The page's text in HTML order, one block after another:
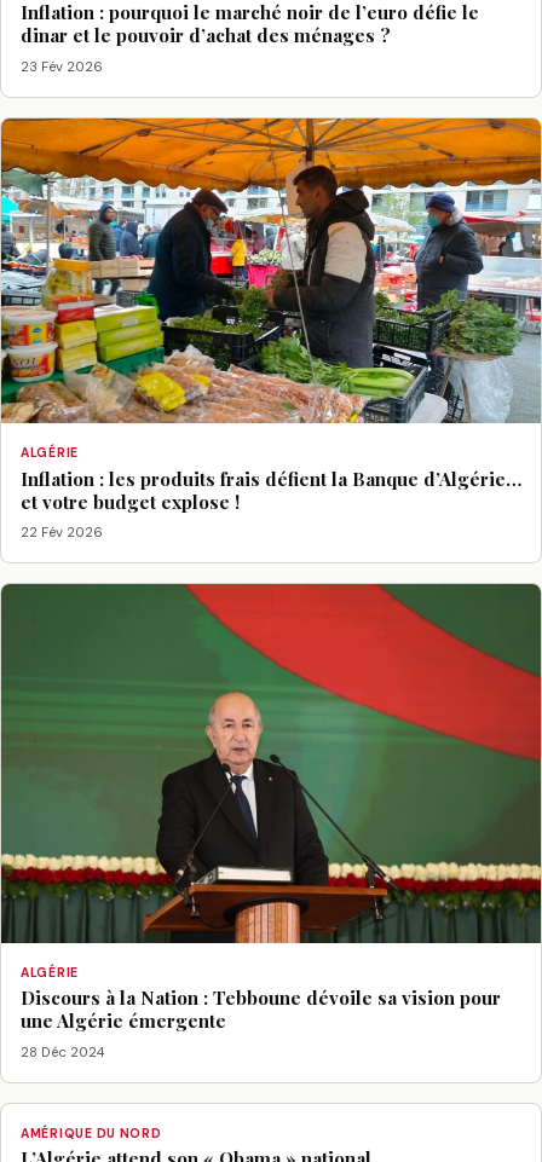
Inflation : pourquoi le marché noir de l’euro défie le
dinar et le pouvoir d’achat des ménages ?
23 Fév 2026
ALGÉRIE
Inflation : les produits frais défient la Banque d’Algérie…
et votre budget explose !
22 Fév 2026
ALGÉRIE
Discours à la Nation : Tebboune dévoile sa vision pour
une Algérie émergente
28 Déc 2024
AMÉRIQUE DU NORD